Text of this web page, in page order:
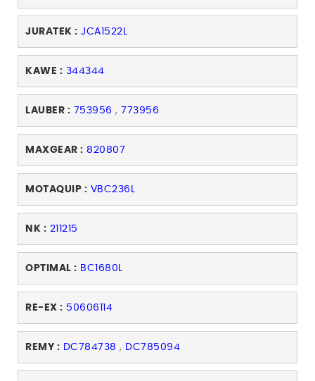
JURATEK : JCA1522L
KAWE : 344344
LAUBER : 753956 , 773956
MAXGEAR : 820807
MOTAQUIP : VBC236L
NK : 211215
OPTIMAL : BC1680L
RE-EX : 50606114
REMY : DC784738 , DC785094